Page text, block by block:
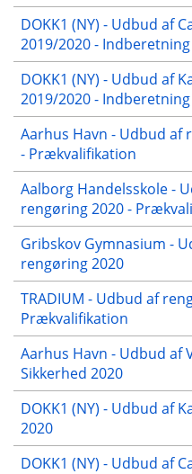
DOKK1 (NY) - Udbud af
2019/2020 - Indberetning
DOKK1 (NY) - Udbud af
2019/2020 - Indberetning
Aarhus Havn - Udbud af
- Prækvalifikation
Aalborg Handelsskole -
rengøring 2020 -
Gribskov Gymnasium -
rengøring 2020
TRADIUM - Udbud af
Prækvalifikation
Aarhus Havn - Udbud af
Sikkerhed 2020
DOKK1 (NY) - Udbud af
2020
DOKK1 (NY) - Udbud af